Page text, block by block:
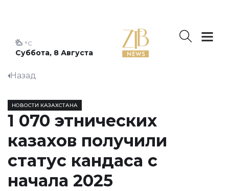
Суббота, 8 Августа
°C
Назад
НОВОСТИ КАЗАХСТАНА
1 070 этнических
казахов получили
статус кандаса с
начала 2025